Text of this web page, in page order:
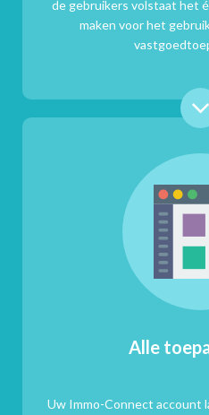
de gebruikers volstaat het
maken voor het
Alle
Uw Immo-Connect account